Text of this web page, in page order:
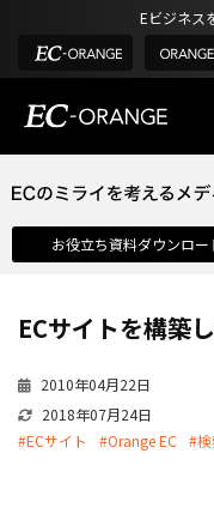
Eビジネス
選ばれる理由
課題解決例
機能一覧
外部サービス連携
お役立ち資料ダウンロー
ECサイトを構築
2010年04月22日
2018年07月24日
#ECサイト
#Orange EC #